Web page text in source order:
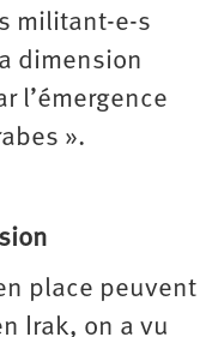
militant-e-s
dimension
l’émergence
».
place peuvent
Irak, on a vu